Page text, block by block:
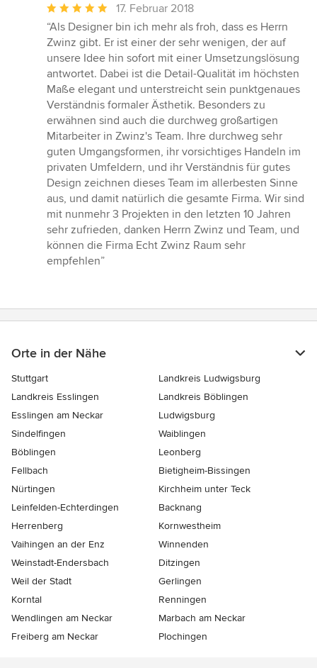
Durchschnittliche
Bewertung:
5
von
5
Sternen
17. Februar 2018
“Als Designer bin ich mehr als froh, dass es Herrn
Zwinz gibt. Er ist einer der sehr wenigen, der auf
unsere Idee hin sofort mit einer Umsetzungslösung
antwortet. Dabei ist die Detail-Qualität im höchsten
Maße elegant und unterstreicht sein punktgenaues
Verständnis formaler Ästhetik. Besonders zu
erwähnen sind auch die durchweg großartigen
Mitarbeiter in Zwinz's Team. Ihre durchweg sehr
guten Umgangsformen, ihr vorsichtiges Handeln im
privaten Umfeldern, und ihr Verständnis für gutes
Design zeichnen dieses Team im allerbesten Sinne
aus, und damit natürlich die gesamte Firma. Wir sind
mit nunmehr 3 Projekten in den letzten 10 Jahren
sehr zufrieden, danken Herrn Zwinz und Team, und
können die Firma Echt Zwinz Raum sehr
empfehlen”
Orte in der Nähe
Stuttgart
Landkreis Ludwigsburg
Landkreis Esslingen
Landkreis Böblingen
Esslingen am Neckar
Ludwigsburg
Sindelfingen
Waiblingen
Böblingen
Leonberg
Fellbach
Bietigheim-Bissingen
Nürtingen
Kirchheim unter Teck
Leinfelden-Echterdingen
Backnang
Herrenberg
Kornwestheim
Vaihingen an der Enz
Winnenden
Weinstadt-Endersbach
Ditzingen
Weil der Stadt
Gerlingen
Korntal
Renningen
Wendlingen am Neckar
Marbach am Neckar
Freiberg am Neckar
Plochingen